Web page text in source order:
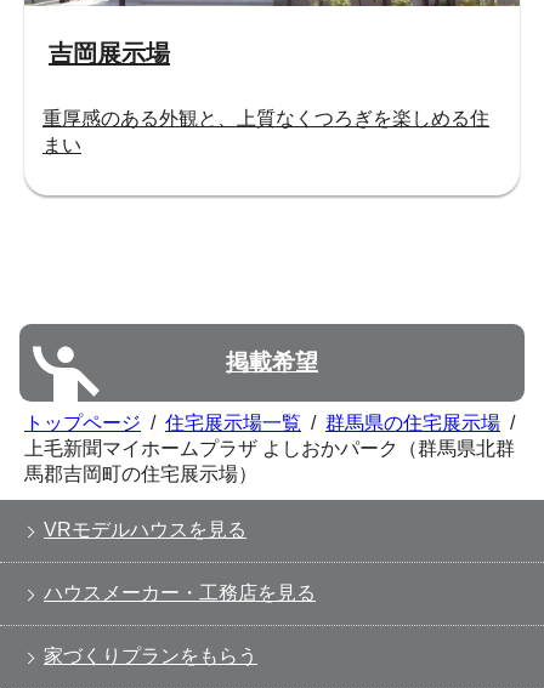
吉岡展示場
重厚感のある外観と、上質なくつろぎを楽しめる住
まい
掲載希望
トップページ / 住宅展示場一覧 / 群馬県の住宅展示場 /
上⽑新聞マイホームプラザ よしおかパーク（群馬県北群
馬郡吉岡町の住宅展示場）
VRモデルハウスを見る
ハウスメーカー・工務店を見る
家づくりプランをもらう